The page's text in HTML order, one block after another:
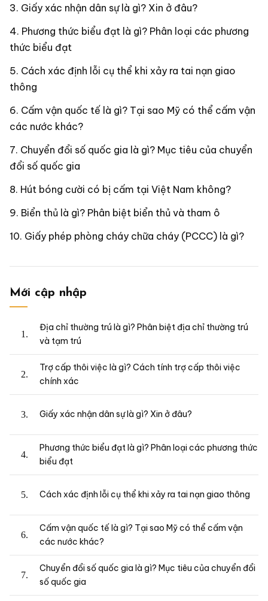
Giấy xác nhận dân sự là gì? Xin ở đâu?
Phương thức biểu đạt là gì? Phân loại các phương
thức biểu đạt
Cách xác định lỗi cụ thể khi xảy ra tai nạn giao
thông
Cấm vận quốc tế là gì? Tại sao Mỹ có thể cấm vận
các nước khác?
Chuyển đổi số quốc gia là gì? Mục tiêu của chuyển
đổi số quốc gia
Hút bóng cười có bị cấm tại Việt Nam không?
Biển thủ là gì? Phân biệt biển thủ và tham ô
Giấy phép phòng cháy chữa cháy (PCCC) là gì?
Mới cập nhập
Địa chỉ thường trú là gì? Phân biệt địa chỉ thường trú
và tạm trú
Trợ cấp thôi việc là gì? Cách tính trợ cấp thôi việc
chính xác
Giấy xác nhận dân sự là gì? Xin ở đâu?
Phương thức biểu đạt là gì? Phân loại các phương thức
biểu đạt
Cách xác định lỗi cụ thể khi xảy ra tai nạn giao thông
Cấm vận quốc tế là gì? Tại sao Mỹ có thể cấm vận
các nước khác?
Chuyển đổi số quốc gia là gì? Mục tiêu của chuyển đổi
số quốc gia